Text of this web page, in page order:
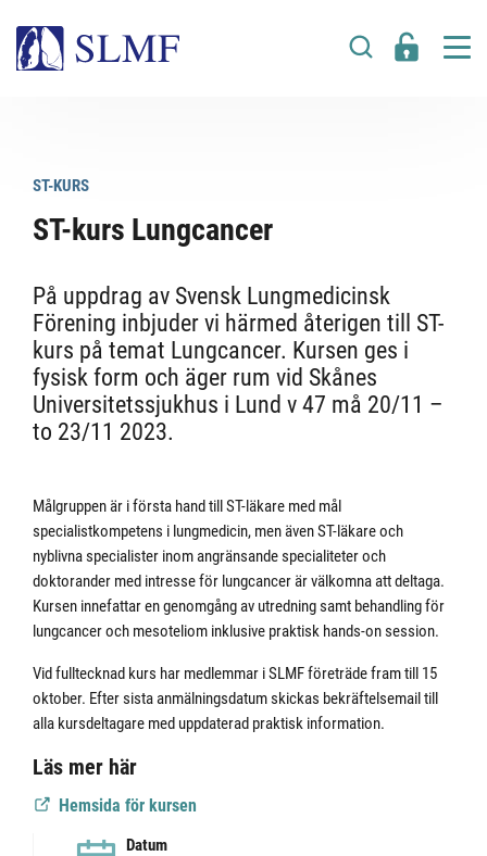
ST-KURS
ST-kurs Lungcancer
På uppdrag av Svensk Lungmedicinsk
Förening inbjuder vi härmed återigen till ST-
kurs på temat Lungcancer. Kursen ges i
fysisk form och äger rum vid Skånes
Universitetssjukhus i Lund v 47 må 20/11 –
to 23/11 2023.
Målgruppen är i första hand till ST-läkare med mål
specialistkompetens i lungmedicin, men även ST-läkare och
nyblivna specialister inom angränsande specialiteter och
doktorander med intresse för lungcancer är välkomna att deltaga.
Kursen innefattar en genomgång av utredning samt behandling för
lungcancer och mesoteliom inklusive praktisk hands-on session.
Vid fulltecknad kurs har medlemmar i SLMF företräde fram till 15
oktober. Efter sista anmälningsdatum skickas bekräftelsemail till
alla kursdeltagare med uppdaterad praktisk information.
Läs mer här
Hemsida för kursen
Datum